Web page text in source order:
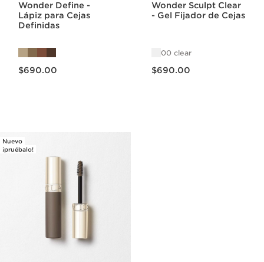
Wonder Define -
Lápiz para Cejas
Definidas
$690.00
Wonder Sculpt Clear
- Gel Fijador de Cejas
00 clear
$690.00
Nuevo
¡pruébalo!